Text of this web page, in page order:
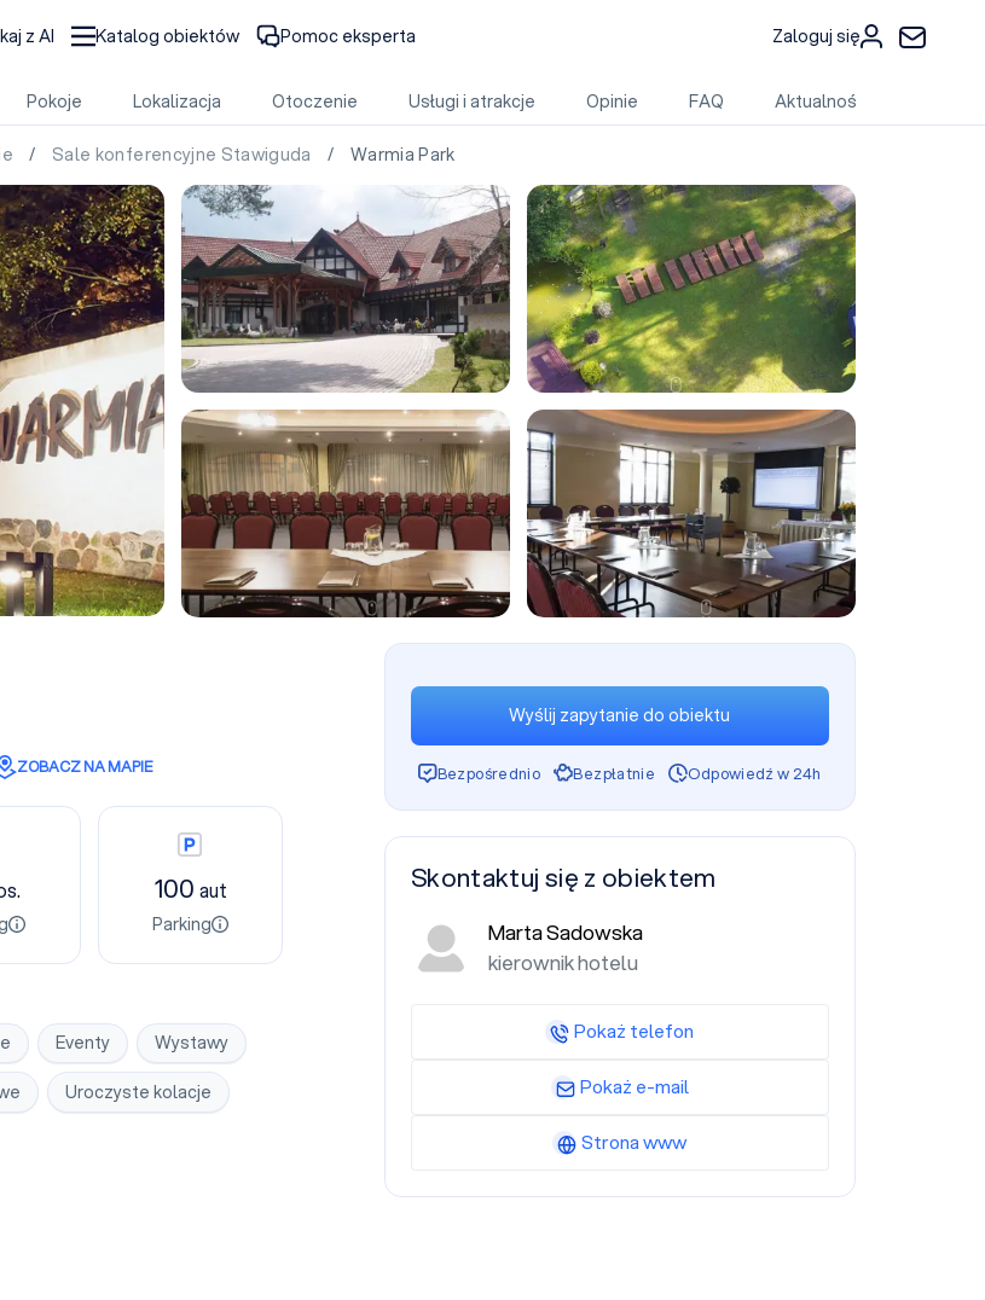
z AI Katalog obiektów Pomoc eksperta Zaloguj się
Pokoje Lokalizacja Otoczenie Usługi i atrakcje Opinie FAQ Aktualności
/ Sale konferencyjne Stawiguda / Warmia Park
+9
ZOBACZ NA MAPIE
Parking
100 aut
Parking
Eventy Wystawy
Uroczyste kolacje
Wyślij zapytanie do obiektu
Bezpośrednio Bezpłatnie Odpowiedź w 24h
Skontaktuj się z obiektem
Marta Sadowska
kierownik hotelu
Pokaż telefon
Pokaż e-mail
Strona www